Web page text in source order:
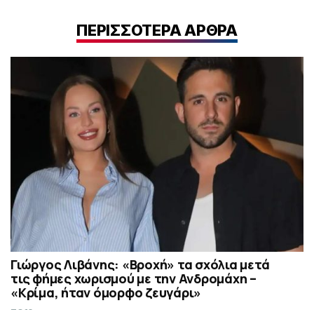
ΠΕΡΙΣΣΟΤΕΡΑ ΑΡΘΡΑ
Γιώργος Λιβάνης: «Βροχή» τα σχόλια μετά
τις φήμες χωρισμού με την Ανδρομάχη –
«Κρίμα, ήταν όμορφο ζευγάρι»